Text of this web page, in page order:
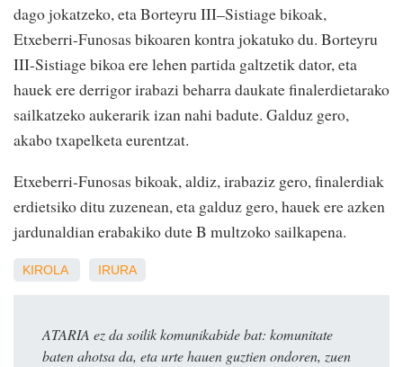
dago jokatzeko, eta Borteyru III–Sistiage bikoak,
Etxeberri-Funosas bikoaren kontra jokatuko du. Borteyru
III-Sistiage bikoa ere lehen partida galtzetik dator, eta
hauek ere derrigor irabazi beharra daukate finalerdietarako
sailkatzeko aukerarik izan nahi badute. Galduz gero,
akabo txapelketa eurentzat.
Etxeberri-Funosas bikoak, aldiz, irabaziz gero, finalerdiak
erdietsiko ditu zuzenean, eta galduz gero, hauek ere azken
jardunaldian erabakiko dute B multzoko sailkapena.
KIROLA IRURA
ATARIA ez da soilik komunikabide bat: komunitate
baten ahotsa da, eta urte hauen guztien ondoren, zuen